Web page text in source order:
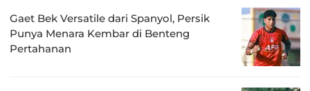
Gaet Bek Versatile dari Spanyol, Persik
Punya Menara Kembar di Benteng
Pertahanan